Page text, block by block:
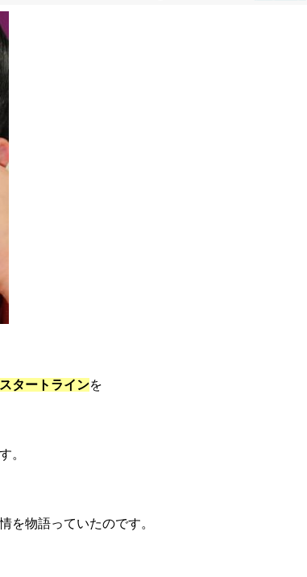
スタートラインを
。
を物語っていたのです。